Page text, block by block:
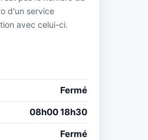
d'un service
avec celui-ci.
Fermé
08h00 18h30
Fermé